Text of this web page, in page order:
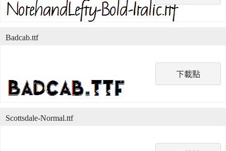
下載點
Badcab.ttf
Scottsdale-Normal.ttf